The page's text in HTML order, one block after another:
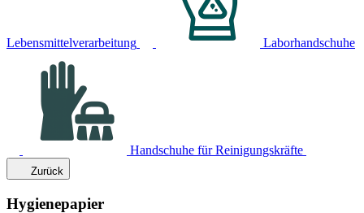
Lebensmittelverarbeitung Laborhandschuhe
Handschuhe für Reinigungskräfte
Zurück
Hygienepapier